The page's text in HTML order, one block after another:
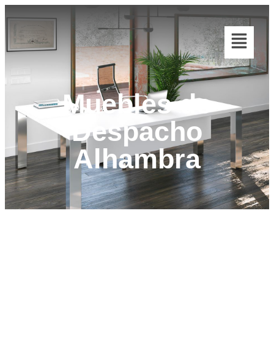
Muebles de
Despacho
Alhambra